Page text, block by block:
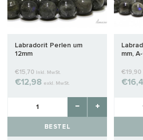
Labradorit Perlen um
12mm
€15,70 Inkl. MwSt.
€12,98 exkl. MwSt.
BESTEL
mm,
€19,90